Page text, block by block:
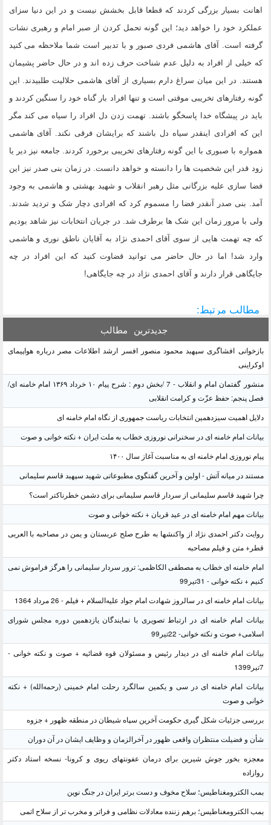
اهانت بسیار بزرگی کردند که قطعا قابل بخشش نیست و در این دنیا سزای
عملکرد خود را خواهد دید؛ این گونه تحمل کردن از صبر امام و رهبری نشات
گرفته است. آقای هاشمی فردی صبور و با تدبیر است شما ملاحظه می کنید
که خیلی از افراد به دلیل عدم شناخت حرف زده اند و در حال حاضر پشیمان
هستند. در این میان سراغ دارم بسیاری از آقای هاشمی حلالیت طلبیدند. این
گونه رفتارهای تخریبی موقتی است و تنها افراد بار گناه خود را سنگین کردند و
باید در پیشگاه خدا پاسخگو باشند. تهمت زدن دل افراد را سیاه می کند مگر
این که افرادی اینقدر سیاه دل باشند که برایشان فرقی نکند. آقای هاشمی
همواره با صبوری با این گونه رفتارهای تخریبی برخورد کردند. جامعه نیز دیر یا
زود قدر این شخصیت ها را دانسته و خواهد دانست. در زمان بنی صدر نیز این
فضا سازی علیه بزرگانی مثل رهبر انقلاب و شهید بهشتی و هاشمی به وجود
آمد. بنی صدر آنقدر فضا را مسموم کرد که افرادی دچار شک و تردید شدند.
ولی با مرور زمان این شک ها برطرف شد. در جریان انتخابات نیز شاهد بودیم
که چه تهمت هایی از سوی آقای احمدی نژاد به آقایان ناطق نوری و هاشمی
وارد شد! اما در حال حاضر می توانید قضاوت کنید که این افراد در چه
جایگاهی قرار دارند و آقای احمدی نژاد در چه جایگاهی!
مطالب مرتبط:
جدیدترین مطالب
بازخوانی افشاگری سپهبد محمود منصور افسر ارشد اطلاعات مصر درباره هواپیمای
اوکراینی
منشور گفتمان امام و انقلاب - 7 /بخش دوم : شرح پیام ۱۰ خرداد ۱۳۶۹ امام خامنه ای/
فصل پنجم: حفظ عزّت و کرامت انقلابی
دلایل اهمیت سیزدهمین انتخابات ریاست جمهوری از نگاه امام خامنه ای
بیانات امام خامنه ای در سخنرانی نوروزی خطاب به ملت ایران + نکته خوانی و صوت
پیام نوروزی امام خامنه ای به مناسبت آغاز سال ۱۴۰۰
مستند در میانه آتش - اولین و آخرین گفتگوی مطبوعاتی شهید سپهبد قاسم سلیمانی
چرا شهید قاسم سلیمانی از سردار قاسم سلیمانی برای دشمن خطرناکتر است؟
بیانات مهم امام خامنه ای در عید قربان + نکته خوانی و صوت
روایت دکتر احمدی نژاد از واکنشها به طرح صلح عربستان و یمن در مصاحبه با العربی
قطر+ متن و فیلم مصاحبه
امام خامنه ای خطاب به مصطفی الکاظمی: ترور سردار سلیمانی را هرگز فراموش نمی
کنیم + نکته خوانی - 31تیر99
بیانات امام خامنه ای در سالروز شهادت امام جواد علیه‌السلام + فیلم - 26 مرداد 1364
بیانات امام خامنه ای در ارتباط تصویری با نمایندگان یازدهمین دوره مجلس شورای
اسلامی+ صوت و نکته خوانی- 22تیر99
بیانات امام خامنه ای در دیدار رئیس و مسئولان قوه قضائیه + صوت و نکته خوانی -
7تیر1399
بیانات امام خامنه ای در سی و یکمین سالگرد رحلت امام خمینی (رحمه‌الله) + نکته
خوانی و صوت
بررسی جزئیات شکل گیری حکومت آخرین سپاه شیطان در منطقه ظهور + جزوه
شأن و فضیلت منتظران واقعی ظهور در آخرالزمان و وظایف ایشان در آن دوران
معجزه بخور جوش شیرین برای درمان عفونتهای ریوی و کرونا- نسخه استاد دکتر
روازاده
بمب الکترومغناطیس؛ سلاح مخوف و دست برتر ایران در جنگ نوین
بمب الکترومغناطیس؛ برهم زننده معادلات نظامی و فراتر و مخرب تر از سلاح اتمی